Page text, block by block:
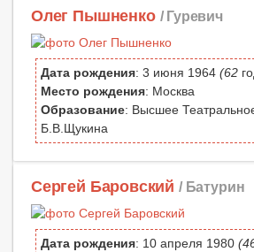
Олег Пышненко / Гуревич
Дата рождения: 3 июня 1964 (62
Место рождения: Москва
Образование: Высшее
Б.В.Щукина
Сергей Баровский / Батурин
Дата рождения: 10 апреля 1980